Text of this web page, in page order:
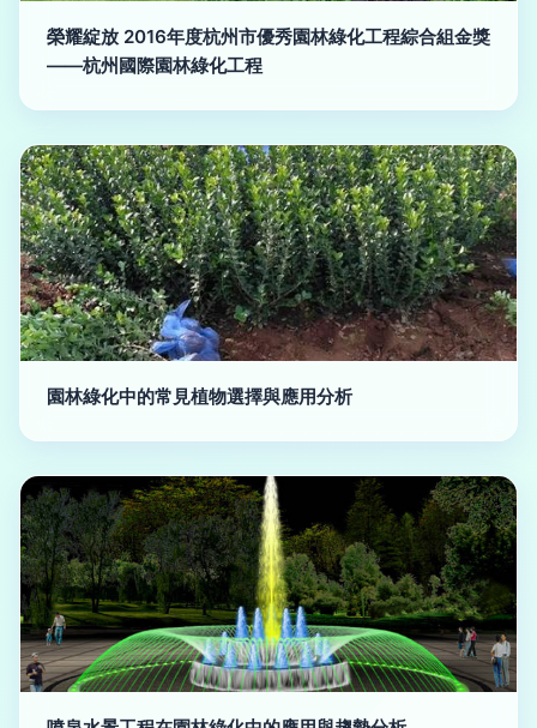
榮耀綻放 2016年度杭州市優秀園林綠化工程綜合組金獎
——杭州國際園林綠化工程
園林綠化中的常見植物選擇與應用分析